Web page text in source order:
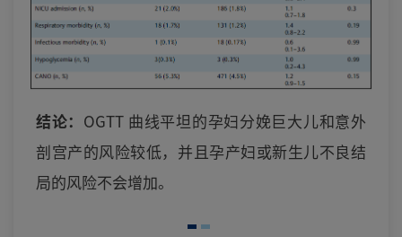
结论： OGTT 曲线平坦的孕妇分娩巨大儿和意外
剖宫产的风险较低，并且孕产妇或新生儿不良结
局的风险不会增加。